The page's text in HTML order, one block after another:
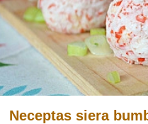
Neceptas siera